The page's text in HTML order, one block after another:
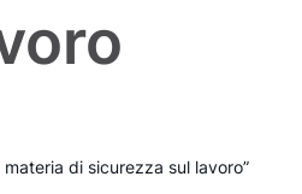
materia di sicurezza sul lavoro”